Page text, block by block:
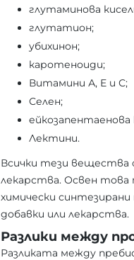
глутаминова
глутатион;
убихинон;
каротеноиди;
Витамини А, Е и С;
Селен;
ейкозапентаенова
Лектини.
Всички тези вещества
лекарства. Освен
химически
добавки или лекарства.
Разлики между
Разликата между